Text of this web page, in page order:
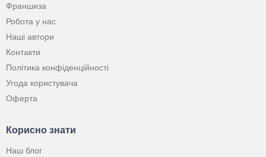
Франшиза
Робота у нас
Наші автори
Контакти
Політика конфіденційності
Угода користувача
Оферта
Корисно знати
Наш блог